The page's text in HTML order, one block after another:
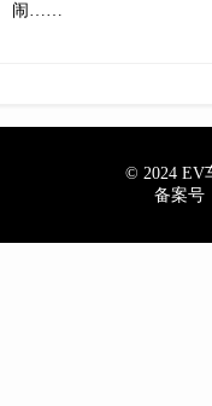
闹……
© 2024 EV
备案号